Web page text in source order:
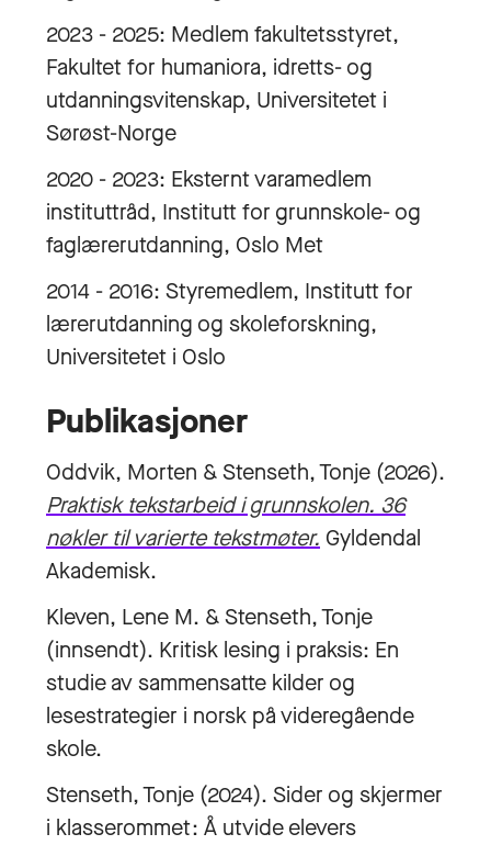
2023 - 2025: Medlem fakultetsstyret,
Fakultet for humaniora, idretts- og
utdanningsvitenskap, Universitetet i
Sørøst-Norge
2020 - 2023: Eksternt varamedlem
instituttråd, Institutt for grunnskole- og
faglærerutdanning, Oslo Met
2014 - 2016: Styremedlem, Institutt for
lærerutdanning og skoleforskning,
Universitetet i Oslo
Publikasjoner
Oddvik, Morten & Stenseth, Tonje (2026).
Praktisk tekstarbeid i grunnskolen. 36
nøkler til varierte tekstmøter. Gyldendal
Akademisk.
Kleven, Lene M. & Stenseth, Tonje
(innsendt). Kritisk lesing i praksis: En
studie av sammensatte kilder og
lesestrategier i norsk på videregående
skole.
Stenseth, Tonje (2024). Sider og skjermer
i klasserommet: Å utvide elevers